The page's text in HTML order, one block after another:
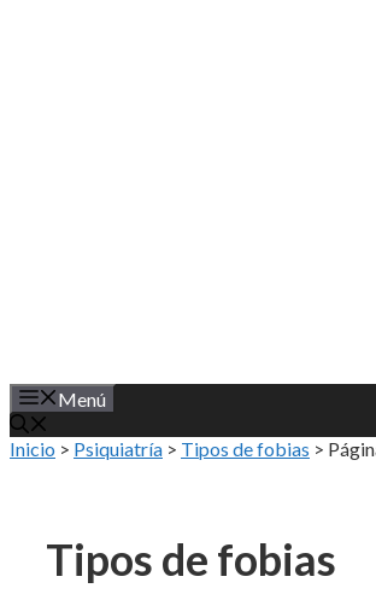
Menú
Inicio > Psiquiatría > Tipos de fobias >
Tipos de fobias